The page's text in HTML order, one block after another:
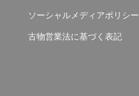
ソーシャルメディアポリシー
古物営業法に基づく表記